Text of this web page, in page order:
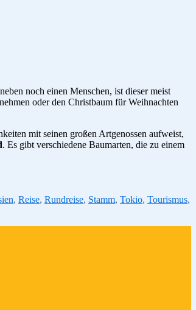
noch einen Menschen, ist dieser meist
oder den Christbaum für Weihnachten
mit seinen großen Artgenossen aufweist,
. Es gibt verschiedene Baumarten, die zu einem
, Reise, Rundreise, Stamm, Tokio, Tourismus,